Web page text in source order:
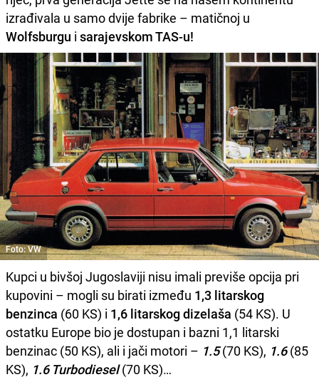
izrađivala u samo dvije fabrike – matičnoj u
Wolfsburgu i sarajevskom TAS-u!
Foto: VW
Kupci u bivšoj Jugoslaviji nisu imali previše opcija pri
kupovini – mogli su birati između 1,3 litarskog
benzinca (60 KS) i 1,6 litarskog dizelaša (54 KS). U
ostatku Europe bio je dostupan i bazni 1,1 litarski
benzinac (50 KS), ali i jači motori – 1.5(70 KS), 1.6(85
KS), 1.6 Turbodiesel(70 KS)…